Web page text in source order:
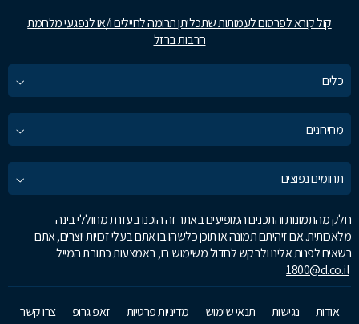
קול קורא לפרסום לעמותות שתכליתן תרומה לחיילים ו/או לנפגעי מלחמת
חרבות ברזל
כלים
מחירונים
תחומים נפוצים
חלק מהתמונות והתכנים המופיעים באתר זה הוכנו בעזרת מחוללי בינה
מלאכותית. אם זיהיתם תמונה או תוכן כלשהו בו אתם בעלי זכויות יוצרים, אתם
רשאים לפנות אלינו ולבקש לחדול משימוש בו, באמצעות כתובת המייל
1800@d.co.il
אודות נגישות תנאי שימוש מדיניות פרטיות זאפ גרופ צרו קשר